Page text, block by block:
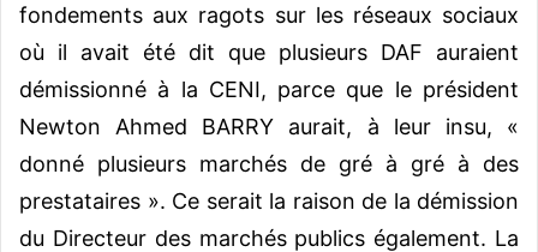
fondements aux ragots sur les réseaux sociaux
où il avait été dit que plusieurs DAF auraient
démissionné à la CENI, parce que le président
Newton Ahmed BARRY aurait, à leur insu, «
donné plusieurs marchés de gré à gré à des
prestataires ». Ce serait la raison de la démission
du Directeur des marchés publics également. La